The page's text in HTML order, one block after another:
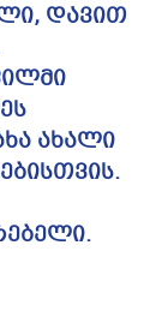
დავით
ახალი